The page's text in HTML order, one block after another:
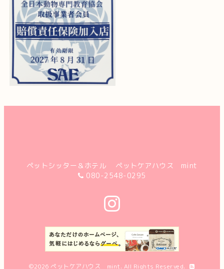
ペットシッター＆ホテル ペットケアハウス mint
080-2548-0295
©2026ペットケアハウス mint. All Rights Reserved.